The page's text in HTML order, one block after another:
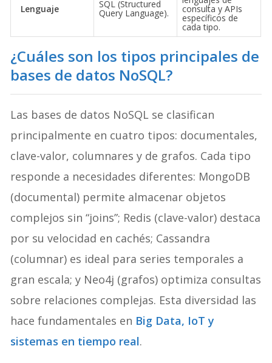
Lenguaje SQL (Structured
Query Language). consulta y APIs
específicos de
cada tipo.
¿Cuáles son los tipos principales de
bases de datos NoSQL?
Las bases de datos NoSQL se clasifican
principalmente en cuatro tipos: documentales,
clave-valor, columnares y de grafos. Cada tipo
responde a necesidades diferentes: MongoDB
(documental) permite almacenar objetos
complejos sin “joins”; Redis (clave-valor) destaca
por su velocidad en cachés; Cassandra
(columnar) es ideal para series temporales a
gran escala; y Neo4j (grafos) optimiza consultas
sobre relaciones complejas. Esta diversidad las
hace fundamentales en Big Data, IoT y
sistemas en tiempo real.